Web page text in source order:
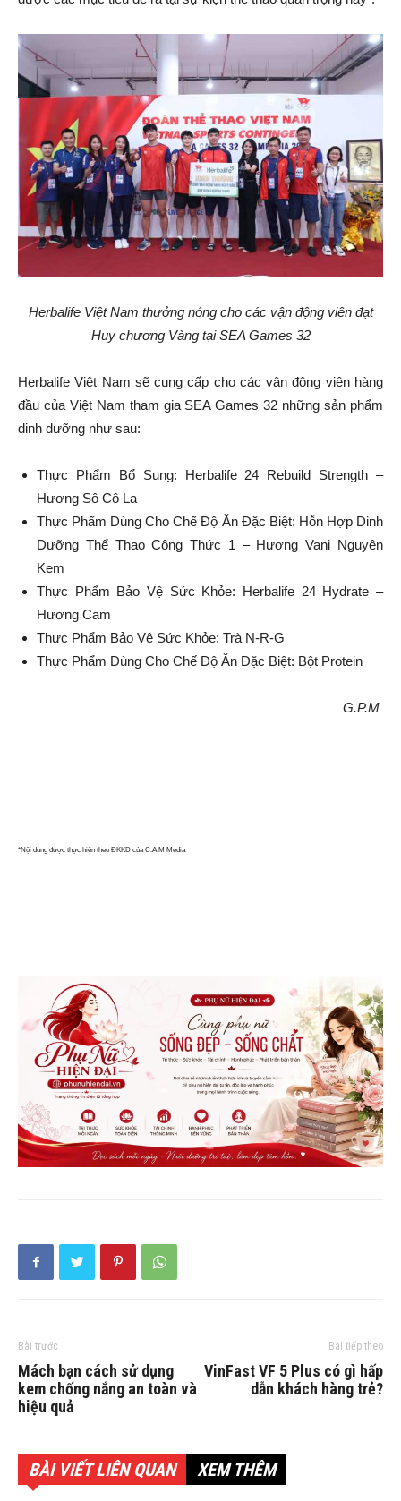
Herbalife Việt Nam thưởng nóng cho các vận động viên đạt
Huy chương Vàng tại SEA Games 32
Herbalife Việt Nam sẽ cung cấp cho các vận động viên hàng
đầu của Việt Nam tham gia SEA Games 32 những sản phẩm
dinh dưỡng như sau:
Thực Phẩm Bổ Sung: Herbalife 24 Rebuild Strength –
Hương Sô Cô La
Thực Phẩm Dùng Cho Chế Độ Ăn Đặc Biệt: Hỗn Hợp Dinh
Dưỡng Thể Thao Công Thức 1 – Hương Vani Nguyên
Kem
Thực Phẩm Bảo Vệ Sức Khỏe: Herbalife 24 Hydrate –
Hương Cam
Thực Phẩm Bảo Vệ Sức Khỏe: Trà N-R-G
Thực Phẩm Dùng Cho Chế Độ Ăn Đặc Biệt: Bột Protein
G.P.M
*Nội dung được thực hiện theo ĐKKD của C.A.M Media
Bài trước
Mách bạn cách sử dụng
kem chống nắng an toàn và
hiệu quả
Bài tiếp theo
VinFast VF 5 Plus có gì hấp
dẫn khách hàng trẻ?
BÀI VIẾT LIÊN QUAN XEM THÊM